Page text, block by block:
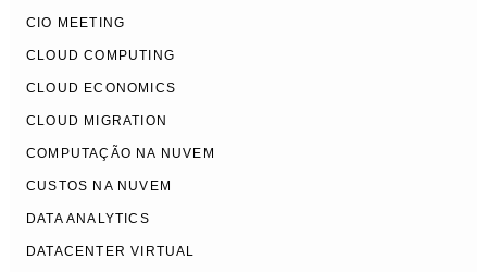
CIO MEETING
CLOUD COMPUTING
CLOUD ECONOMICS
CLOUD MIGRATION
COMPUTAÇÃO NA NUVEM
CUSTOS NA NUVEM
DATA ANALYTICS
DATACENTER VIRTUAL